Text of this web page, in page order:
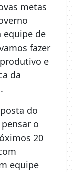
metas
equipe de
fazer
e
da
do
pensar o
20
equipe